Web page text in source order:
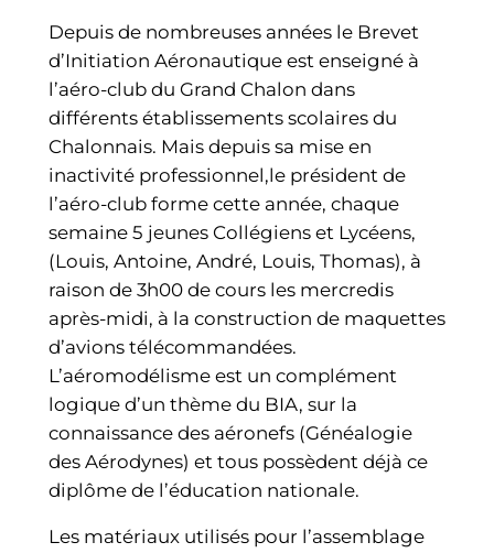
Depuis de nombreuses années le Brevet
d’Initiation Aéronautique est enseigné à
l’aéro-club du Grand Chalon dans
différents établissements scolaires du
Chalonnais. Mais depuis sa mise en
inactivité professionnel,le président de
l’aéro-club forme cette année, chaque
semaine 5 jeunes Collégiens et Lycéens,
(Louis, Antoine, André, Louis, Thomas), à
raison de 3h00 de cours les mercredis
après-midi, à la construction de maquettes
d’avions télécommandées.
L’aéromodélisme est un complément
logique d’un thème du BIA, sur la
connaissance des aéronefs (Généalogie
des Aérodynes) et tous possèdent déjà ce
diplôme de l’éducation nationale.
Les matériaux utilisés pour l’assemblage